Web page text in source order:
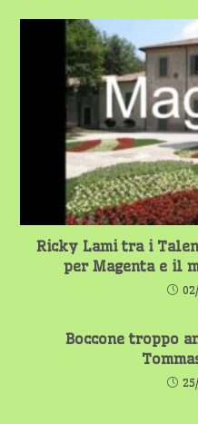
Ricky Lami tra i
per Magenta e il
Boccone troppo